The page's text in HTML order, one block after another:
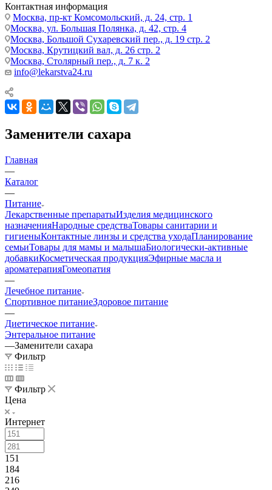
Контактная информация
Москва, пр-кт Комсомольский, д. 24, стр. 1
Москва, ул. Большая Полянка, д. 42, стр. 4
Москва, Большой Сухаревский пер., д. 19 стр. 2
Москва, Крутицкий вал, д. 26 стр. 2
Москва, Столярный пер., д. 7 к. 2
info@lekarstva24.ru
Заменители сахара
Главная
—
Каталог
—
Питание
Лекарственные препаратыИзделия медицинского
назначенияНародные средстваТовары санитарии и
гигиеныКонтактные линзы и средства уходаПланирование
семьиТовары для мамы и малышаБиологически-активные
добавкиКосметическая продукцияЭфирные масла и
ароматерапияГомеопатия
—
Лечебное питание
Спортивное питаниеЗдоровое питание
—
Диетическое питание
Энтеральное питание
—Заменители сахара
Фильтр
Фильтр
Цена
Интернет
151
184
216